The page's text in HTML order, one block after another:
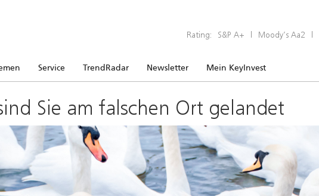
Rating: S&P A+ | Moody’s Aa2 |
Service TrendRadar Newsletter Mein KeyInvest
Sie am falschen Ort gelandet